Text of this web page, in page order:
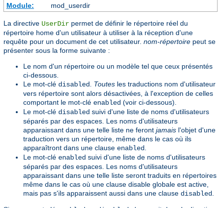
Module:
mod_userdir
La directive UserDir permet de définir le répertoire réel du
répertoire home d'un utilisateur à utiliser à la réception d'une
requête pour un document de cet utilisateur. nom-répertoire peut se
présenter sous la forme suivante :
Le nom d'un répertoire ou un modèle tel que ceux présentés
ci-dessous.
Le mot-clé disabled Toutes les traductions nom d'utilisateur
vers répertoire sont alors désactivées, à l'exception de celles
comportant le mot-clé enabled (voir ci-dessous).
Le mot-clé disabled suivi d'une liste de noms d'utilisateurs
séparés par des espaces. Les noms d'utilisateurs
apparaissant dans une telle liste ne feront jamais l'objet d'une
traduction vers un répertoire, même dans le cas où ils
apparaîtront dans une clause enabled
Le mot-clé enabled suivi d'une liste de noms d'utilisateurs
séparés par des espaces. Les noms d'utilisateurs
apparaissant dans une telle liste seront traduits en répertoires
même dans le cas où une clause disable globale est active,
mais pas s'ils apparaissent aussi dans une clause disabled